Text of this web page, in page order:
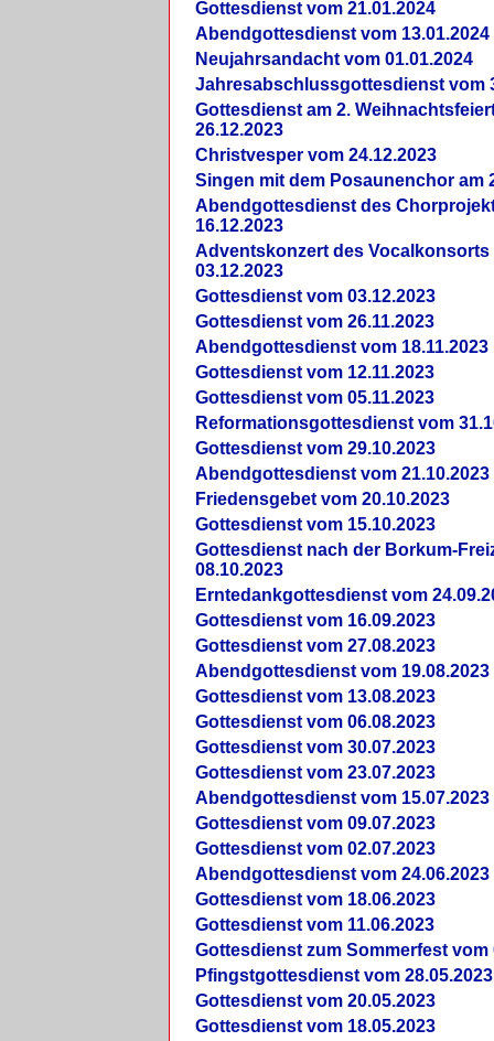
Gottesdienst vom 21.01.2024
Abendgottesdienst vom 13.01.2024
Neujahrsandacht vom 01.01.2024
Jahresabschlussgottesdienst vom
Gottesdienst am 2.
26.12.2023
Christvesper vom 24.12.2023
Singen mit dem Posaunenchor am
Abendgottesdienst des
16.12.2023
Adventskonzert des Vocalkonsorts
03.12.2023
Gottesdienst vom 03.12.2023
Gottesdienst vom 26.11.2023
Abendgottesdienst vom 18.11.2023
Gottesdienst vom 12.11.2023
Gottesdienst vom 05.11.2023
Reformationsgottesdienst vom
Gottesdienst vom 29.10.2023
Abendgottesdienst vom 21.10.2023
Friedensgebet vom 20.10.2023
Gottesdienst vom 15.10.2023
Gottesdienst nach der Borkum-
08.10.2023
Erntedankgottesdienst vom
Gottesdienst vom 16.09.2023
Gottesdienst vom 27.08.2023
Abendgottesdienst vom 19.08.2023
Gottesdienst vom 13.08.2023
Gottesdienst vom 06.08.2023
Gottesdienst vom 30.07.2023
Gottesdienst vom 23.07.2023
Abendgottesdienst vom 15.07.2023
Gottesdienst vom 09.07.2023
Gottesdienst vom 02.07.2023
Abendgottesdienst vom 24.06.2023
Gottesdienst vom 18.06.2023
Gottesdienst vom 11.06.2023
Gottesdienst zum Sommerfest vom
Pfingstgottesdienst vom 28.05.2023
Gottesdienst vom 20.05.2023
Gottesdienst vom 18.05.2023